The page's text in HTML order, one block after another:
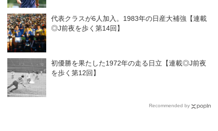
代表クラスが6人加入。1983年の日産大補強【連載
◎J前夜を歩く第14回】
初優勝を果たした1972年の走る日立【連載◎J前夜
を歩く第12回】
Recommended by